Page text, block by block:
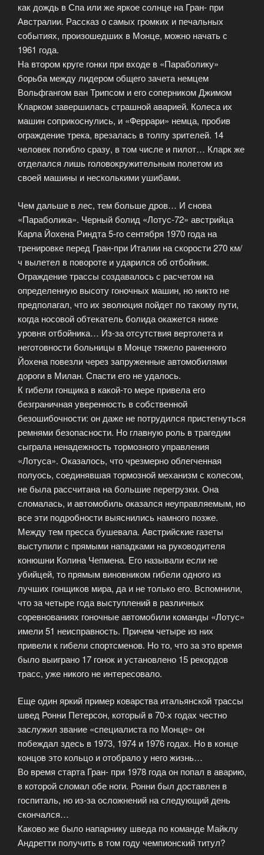
как дождь в Спа или же яркое солнце на Гран- при
Австралии. Рассказ о самых громких и печальных
событиях, произошедших в Монце, можно начать с
1961 года.
На втором круге гонки при входе в «Параболику»
борьба между лидером общего зачета немцем
Вольфгангом ван Трипсом и его соперником Джимом
Кларком завершилась страшной аварией. Колеса их
машин соприкоснулись, и «Феррари» немца, пробив
ограждение трека, врезалась в толпу зрителей. 14
человек погибло сразу, в том числе и пилот… Кларк же
отделался лишь головокружительным полетом из
своей машины и несколькими ушибами.
Чем дальше в лес, тем больше дров… И снова
«Параболика». Черный болид «Лотус-72» австрийца
Карла Йохена Риндта 5-го сентября 1970 года на
тренировке перед Гран-при Италии на скорости 270 км/
ч вылетел в повороте и ударился об отбойник.
Ограждение трассы создавалось с расчетом на
определенную высоту гоночных машин, но никто не
предполагал, что их эволюция пойдет по такому пути,
когда носовой обтекатель болида окажется ниже
уровня отбойника… Из-за отсутствия вертолета и
неготовности больницы в Монце тяжело раненного
Йохена повезли через запруженные автомобилями
дороги в Милан. Спасти его не удалось.
К гибели гонщика в какой-то мере привела его
безграничная уверенность в собственной
безошибочности: он даже не потрудился пристегнуться
ремнями безопасности. Но главную роль в трагедии
сыграла ненадежность тормозного управления
«Лотуса». Оказалось, что чрезмерно облегченная
полуось, соединявшая тормозной механизм с колесом,
не была рассчитана на большие перегрузки. Она
сломалась, и автомобиль оказался неуправляемым, но
все эти подробности выяснились намного позже.
Между тем пресса бушевала. Австрийские газеты
выступили с прямыми нападками на руководителя
конюшни Колина Чепмена. Его называли если не
убийцей, то прямым виновником гибели одного из
лучших гонщиков мира, да и не только его. Вспомнили,
что за четыре года выступлений в различных
соревнованиях гоночные автомобили команды «Лотус»
имели 51 неисправность. Причем четыре из них
привели к гибели спортсменов. Но то, что за это время
было выиграно 17 гонок и установлено 15 рекордов
трасс, уже никого не интересовало.
Еще один яркий пример коварства итальянской трассы
швед Ронни Петерсон, который в 70-х годах честно
заслужил звание «специалиста по Монце» он
побеждал здесь в 1973, 1974 и 1976 годах. Но в конце
концов это кольцо и отобрало у него жизнь…
Во время старта Гран- при 1978 года он попал в аварию,
в которой сломал обе ноги. Ронни был доставлен в
госпиталь, но из-за осложнений на следующий день
скончался…
Каково же было напарнику шведа по команде Майклу
Андретти получить в том году чемпионский титул?